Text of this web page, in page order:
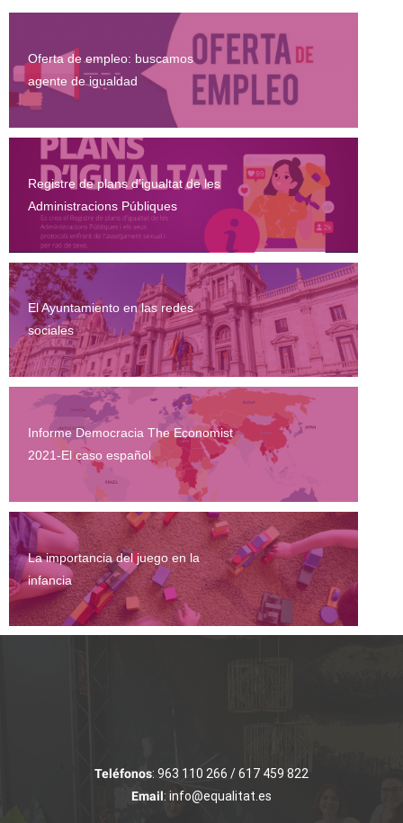
Oferta de empleo: buscamos
agente de igualdad
Registre de plans d'igualtat de les
Administracions Públiques
El Ayuntamiento en las redes
sociales
Informe Democracia The Economist
2021-El caso español
La importancia del juego en la
infancia
Teléfonos: 963 110 266 / 617 459 822
Email: info@equalitat.es